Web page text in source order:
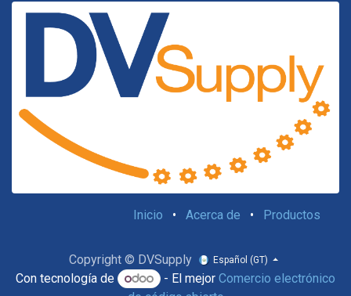
Inicio • Acerca de • Productos
Copyright © DVSupply Español (GT)
Con tecnología de - El mejor Comercio electrónico